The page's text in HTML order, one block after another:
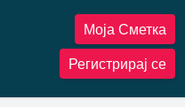
Моја Сметка
Регистрирај се